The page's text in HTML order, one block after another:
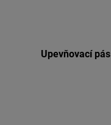
Upevňovací